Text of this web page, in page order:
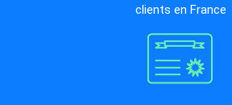
clients en France